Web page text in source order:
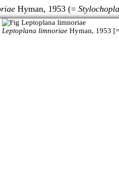
Hyman, 1953 (=
Leptoplana limnoriae Hyman, 1953 [=